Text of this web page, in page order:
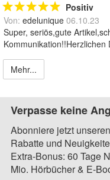
Positiv
Von: edelunique 06.10.23
Super, seriös,gute
Kommunikation!!Herzlichen
Mehr...
Verpasse keine
Abonniere jetzt
Rabatte und
Extra-Bonus: 60 Tage
Mio. Hörbücher & E-